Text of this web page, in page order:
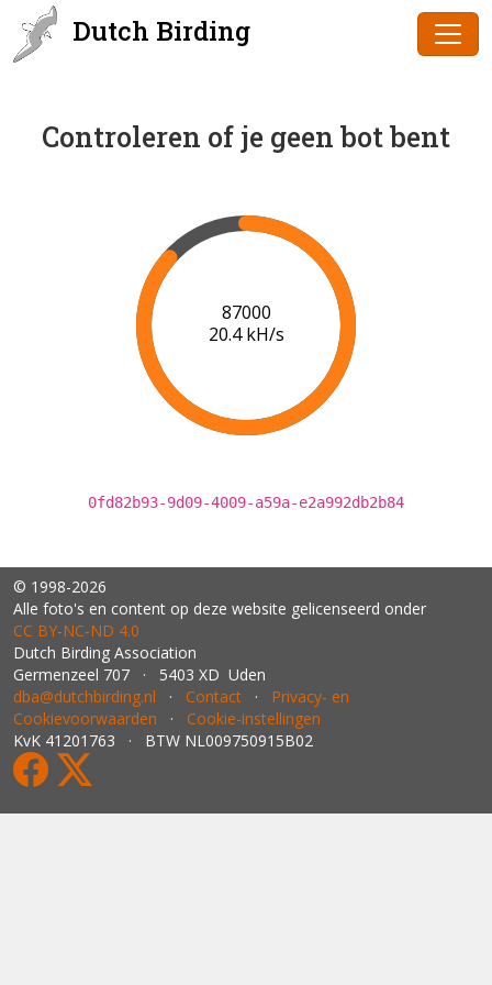
Dutch Birding
Controleren of je geen bot bent
89000
20.5 kH/s
0fd82b93-9d09-4009-a59a-e2a992db2b84
© 1998-2026
Alle foto's en content op deze website gelicenseerd onder
CC BY‑NC‑ND 4.0
Dutch Birding Association
Germenzeel 707 · 5403 XD Uden
dba@dutchbirding.nl · Contact · Privacy- en
Cookievoorwaarden · Cookie-instellingen
KvK 41201763 · BTW NL009750915B02